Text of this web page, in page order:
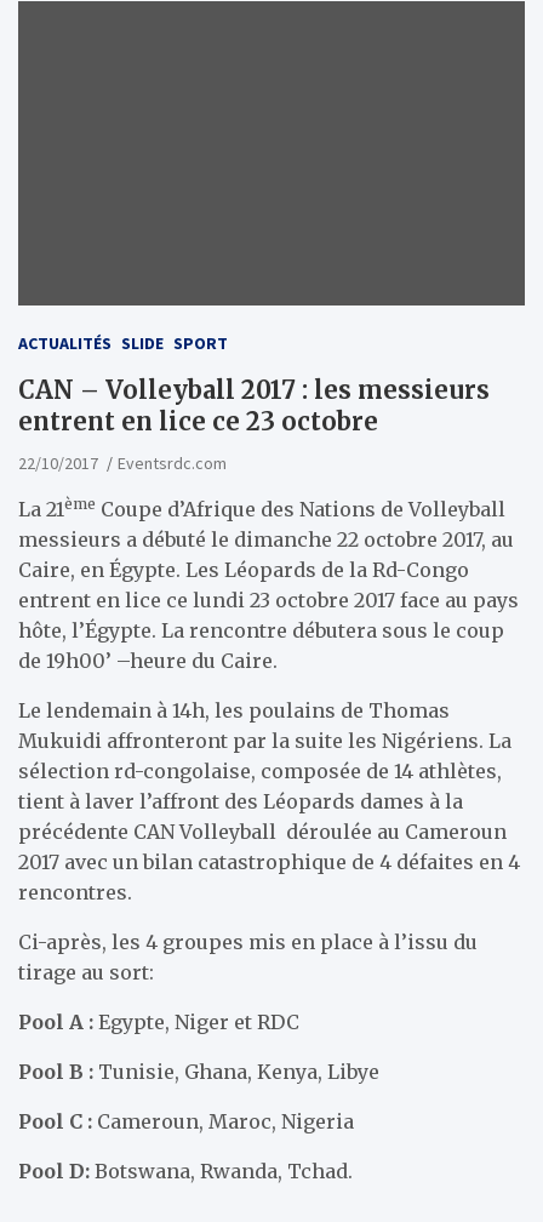
ACTUALITÉS SLIDE SPORT
CAN – Volleyball 2017 : les messieurs
entrent en lice ce 23 octobre
22/10/2017 Eventsrdc.com
La 21ème Coupe d’Afrique des Nations de Volleyball
messieurs a débuté le dimanche 22 octobre 2017, au
Caire, en Égypte. Les Léopards de la Rd-Congo
entrent en lice ce lundi 23 octobre 2017 face au pays
hôte, l’Égypte. La rencontre débutera sous le coup
de 19h00’ –heure du Caire.
Le lendemain à 14h, les poulains de Thomas
Mukuidi affronteront par la suite les Nigériens. La
sélection rd-congolaise, composée de 14 athlètes,
tient à laver l’affront des Léopards dames à la
précédente CAN Volleyball déroulée au Cameroun
2017 avec un bilan catastrophique de 4 défaites en 4
rencontres.
Ci-après, les 4 groupes mis en place à l’issu du
tirage au sort:
Pool A : Egypte, Niger et RDC
Pool B : Tunisie, Ghana, Kenya, Libye
Pool C : Cameroun, Maroc, Nigeria
Pool D: Botswana, Rwanda, Tchad.